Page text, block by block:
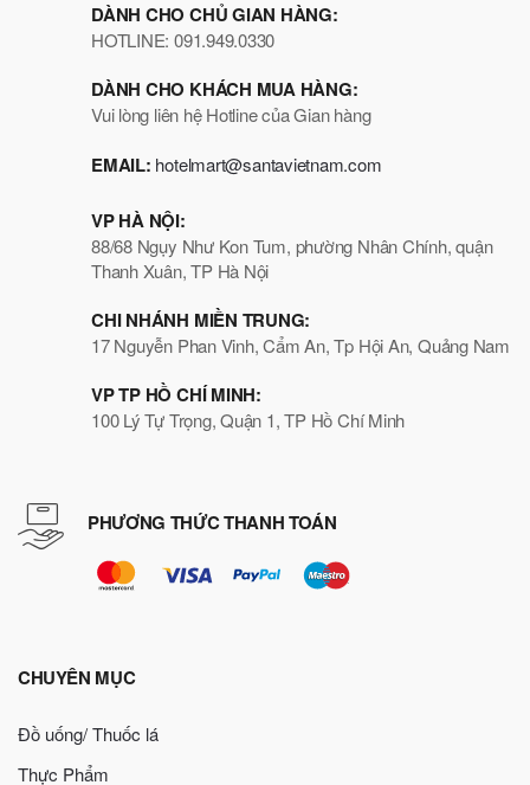
DÀNH CHO CHỦ GIAN HÀNG:
HOTLINE: 091.949.0330
DÀNH CHO KHÁCH MUA HÀNG:
Vui lòng liên hệ Hotline của Gian hàng
EMAIL: hotelmart@santavietnam.com
VP HÀ NỘI:
88/68 Ngụy Như Kon Tum, phường Nhân Chính, quận
Thanh Xuân, TP Hà Nội
CHI NHÁNH MIỀN TRUNG:
17 Nguyễn Phan Vinh, Cẩm An, Tp Hội An, Quảng Nam
VP TP HỒ CHÍ MINH:
100 Lý Tự Trọng, Quận 1, TP Hồ Chí Minh
PHƯƠNG THỨC THANH TOÁN
CHUYÊN MỤC
Đồ uống/ Thuốc lá
Thực Phẩm